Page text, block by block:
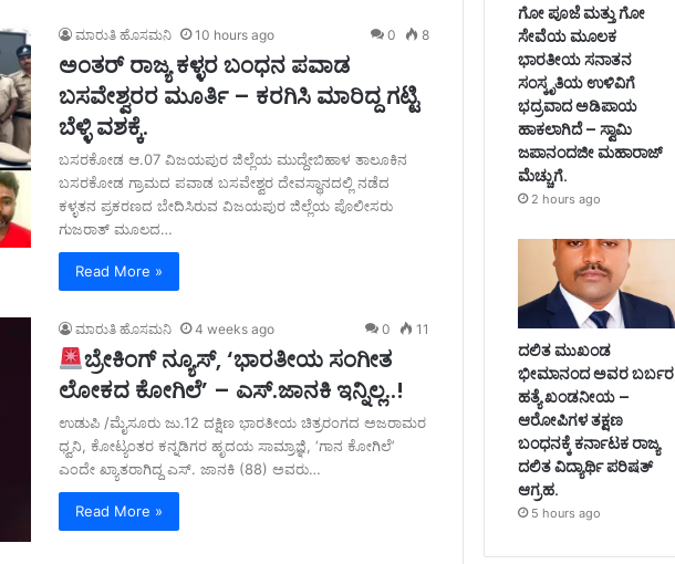
ಮಾರುತಿ ಹೊಸಮನಿ 10 hours ago 0 8
ಅಂತರ್ ರಾಜ್ಯ ಕಳ್ಳರ ಬಂಧನ ಪವಾಡ
ಬಸವೇಶ್ವರರ ಮೂರ್ತಿ – ಕರಗಿಸಿ ಮಾರಿದ್ದ ಗಟ್ಟಿ
ಬೆಳ್ಳಿ ವಶಕ್ಕೆ.
ಬಸರಕೋಡ ಆ.07 ವಿಜಯಪುರ ಜಿಲ್ಲೆಯ ಮುದ್ದೇಬಿಹಾಳ ತಾಲೂಕಿನ
ಬಸರಕೋಡ ಗ್ರಾಮದ ಪವಾಡ ಬಸವೇಶ್ವರ ದೇವಸ್ಥಾನದಲ್ಲಿ ನಡೆದ
ಕಳ್ಳತನ ಪ್ರಕರಣದ ಬೇದಿಸಿರುವ ವಿಜಯಪುರ ಜಿಲ್ಲೆಯ ಪೊಲೀಸರು
ಗುಜರಾತ್ ಮೂಲದ…
Read More »
ಮಾರುತಿ ಹೊಸಮನಿ 4 weeks ago 0 11
ಬ್ರೇಕಿಂಗ್ ನ್ಯೂಸ್, ‘ಭಾರತೀಯ ಸಂಗೀತ
ಲೋಕದ ಕೋಗಿಲೆ’ – ಎಸ್.ಜಾನಕಿ ಇನ್ನಿಲ್ಲ..!
ಉಡುಪಿ /ಮೈಸೂರು ಜು.12 ದಕ್ಷಿಣ ಭಾರತೀಯ ಚಿತ್ರರಂಗದ ಅಜರಾಮರ
ಧ್ವನಿ, ಕೋಟ್ಯಂತರ ಕನ್ನಡಿಗರ ಹೃದಯ ಸಾಮ್ರಾಜ್ಞಿ, ‘ಗಾನ ಕೋಗಿಲೆ’
ಎಂದೇ ಖ್ಯಾತರಾಗಿದ್ದ ಎಸ್. ಜಾನಕಿ (88) ಅವರು…
Read More »
ಗೋ ಪೂಜೆ ಮತ್ತು ಗೋ
ಸೇವೆಯ ಮೂಲಕ
ಭಾರತೀಯ ಸನಾತನ
ಸಂಸ್ಕೃತಿಯ ಉಳಿವಿಗೆ
ಭದ್ರವಾದ ಅಡಿಪಾಯ
ಹಾಕಲಾಗಿದೆ – ಸ್ವಾಮಿ
ಜಪಾನಂದಜೀ ಮಹಾರಾಜ್
ಮೆಚ್ಚುಗೆ.
2 hours ago
ದಲಿತ ಮುಖಂಡ
ಭೀಮಾನಂದ ಅವರ ಬರ್ಬರ
ಹತ್ಯೆ ಖಂಡನೀಯ –
ಆರೋಪಿಗಳ ತಕ್ಷಣ
ಬಂಧನಕ್ಕೆ ಕರ್ನಾಟಕ ರಾಜ್ಯ
ದಲಿತ ವಿದ್ಯಾರ್ಥಿ ಪರಿಷತ್
ಆಗ್ರಹ.
5 hours ago